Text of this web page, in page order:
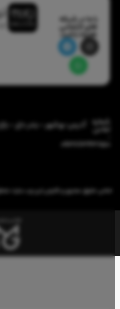
با ما در شبکه
های اجتماعی
همراه باشید:
شماره
09386343850
آدرس: بوشهر - بندر دیّر -
تمامی حقوق معنوی و قانونی این وب سایت